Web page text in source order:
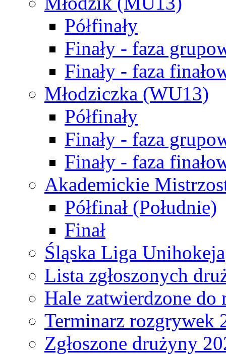
Półfinały
Finały - faza
Finały - faza
Młodziczka (WU13)
Półfinały
Finały - faza
Finały - faza
Akademickie
Półfinał (Południe)
Finał
Śląska Liga Unihokeja
Lista zgłoszonych
Hale zatwierdzone do
Terminarz rozgrywek
Zgłoszone drużyny